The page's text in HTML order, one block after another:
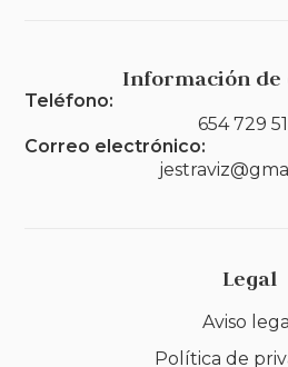
Información de
Teléfono:
654 729
Correo electrónico:
Legal
Aviso legal
Política de